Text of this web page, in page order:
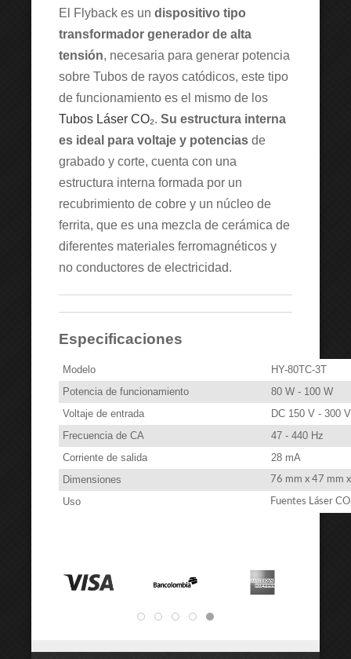
El Flyback es un dispositivo tipo
transformador generador de alta
tensión, necesaria para generar potencia
sobre Tubos de rayos catódicos, este tipo
de funcionamiento es el mismo de los
Tubos Láser CO₂. Su estructura interna
es ideal para voltaje y potencias de
grabado y corte, cuenta con una
estructura interna formada por un
recubrimiento de cobre y un núcleo de
ferrita, que es una mezcla de cerámica de
diferentes materiales ferromagnéticos y
no conductores de electricidad.
Especificaciones
Modelo
HY-80TC-3T
Potencia de funcionamiento
80 W - 100 W
Voltaje de entrada
DC 150 V - 300 V
Frecuencia de CA
47 - 440 Hz
Corriente de salida
28 mA
Dimensiones
76 mm x 47 mm
Uso Fuentes Láser